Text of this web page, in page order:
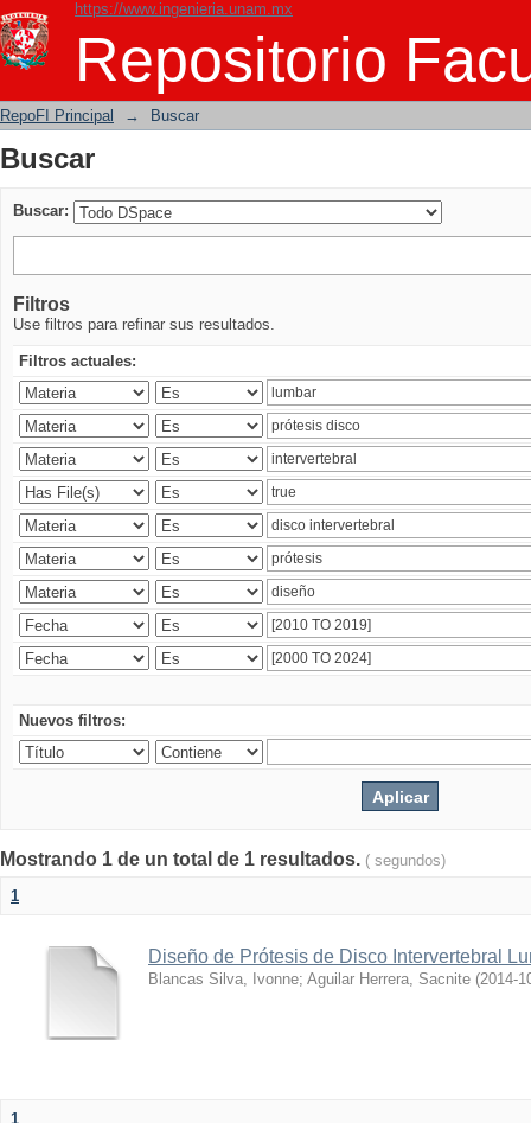
https://www.ingenieria.unam.mx
Repositorio
Buscar
RepoFI Principal → Buscar
Buscar
Buscar:
Filtros
Use filtros para refinar sus resultados.
Filtros actuales:
Nuevos filtros:
Mostrando 1 de un total de 1 resultados. ( segundos)
1
Diseño de Prótesis de Disco Intervertebral
Blancas Silva, Ivonne; Aguilar Herrera, Sacnite (2014-
1